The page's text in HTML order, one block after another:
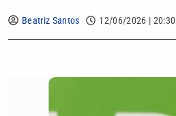
Beatriz Santos 12/06/2026 | 20:30